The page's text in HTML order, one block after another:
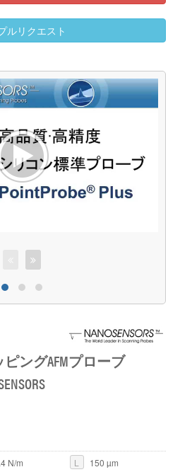
ルリクエスト
ングAFMプローブ
N/m L
150 µm